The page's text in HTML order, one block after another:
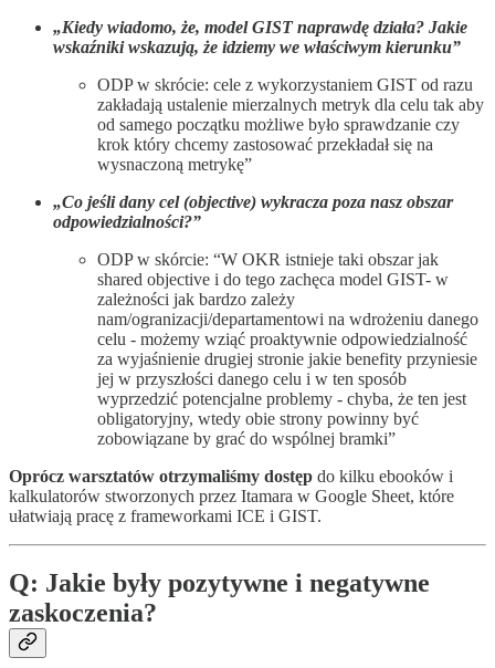
„Kiedy wiadomo, że, model GIST naprawdę działa? Jakie
wskaźniki wskazują, że idziemy we właściwym kierunku”
ODP w skrócie: cele z wykorzystaniem GIST od razu
zakładają ustalenie mierzalnych metryk dla celu tak aby
od samego początku możliwe było sprawdzanie czy
krok który chcemy zastosować przekładał się na
wysnaczoną metrykę”
„Co jeśli dany cel (objective) wykracza poza nasz obszar
odpowiedzialności?”
ODP w skórcie: “W OKR istnieje taki obszar jak
shared objective i do tego zachęca model GIST- w
zależności jak bardzo zależy
nam/ogranizacji/departamentowi na wdrożeniu danego
celu - możemy wziąć proaktywnie odpowiedzialność
za wyjaśnienie drugiej stronie jakie benefity przyniesie
jej w przyszłości danego celu i w ten sposób
wyprzedzić potencjalne problemy - chyba, że ten jest
obligatoryjny, wtedy obie strony powinny być
zobowiązane by grać do wspólnej bramki”
Oprócz warsztatów otrzymaliśmy dostęp do kilku ebooków i
kalkulatorów stworzonych przez Itamara w Google Sheet, które
ułatwiają pracę z frameworkami ICE i GIST.
Q: Jakie były pozytywne i negatywne
zaskoczenia?